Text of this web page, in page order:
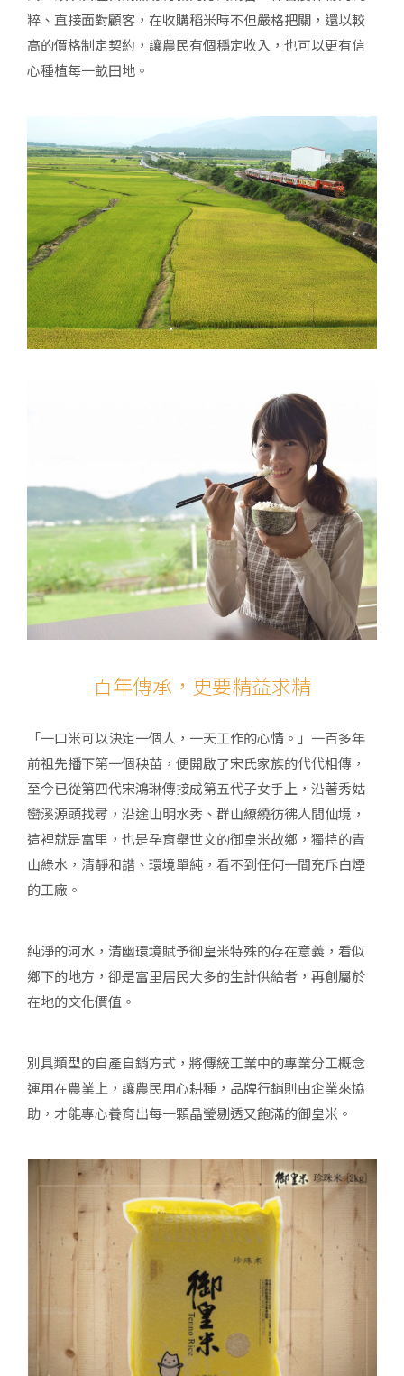
粹、直接面對顧客，在收購稻米時不但嚴格把關，還以較
高的價格制定契約，讓農民有個穩定收入，也可以更有信
心種植每一畝田地。
百年傳承，更要精益求精
「一口米可以決定一個人，一天工作的心情。」一百多年
前祖先播下第一個秧苗，便開啟了宋氏家族的代代相傳，
至今已從第四代宋鴻琳傳接成第五代子女手上，沿著秀姑
巒溪源頭找尋，沿途山明水秀、群山繚繞彷彿人間仙境，
這裡就是富里，也是孕育舉世文的御皇米故鄉，獨特的青
山綠水，清靜和諧、環境單純，看不到任何一間充斥白煙
的工廠。
純淨的河水，清幽環境賦予御皇米特殊的存在意義，看似
鄉下的地方，卻是富里居民大多的生計供給者，再創屬於
在地的文化價值。
別具類型的自產自銷方式，將傳統工業中的專業分工概念
運用在農業上，讓農民用心耕種，品牌行銷則由企業來協
助，才能專心養育出每一顆晶瑩剔透又飽滿的御皇米。